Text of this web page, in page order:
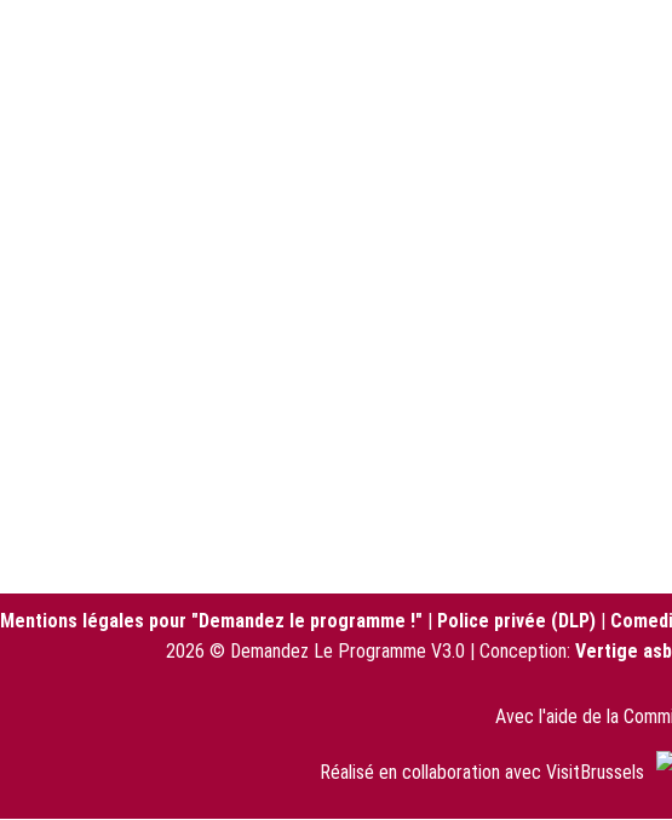
Mentions légales pour "Demandez le programme !" | Police privée (DLP) |
2026 © Demandez Le Programme V3.0 | Conception: Vertige
Avec l'aide de la
Réalisé en collaboration avec VisitBrussels